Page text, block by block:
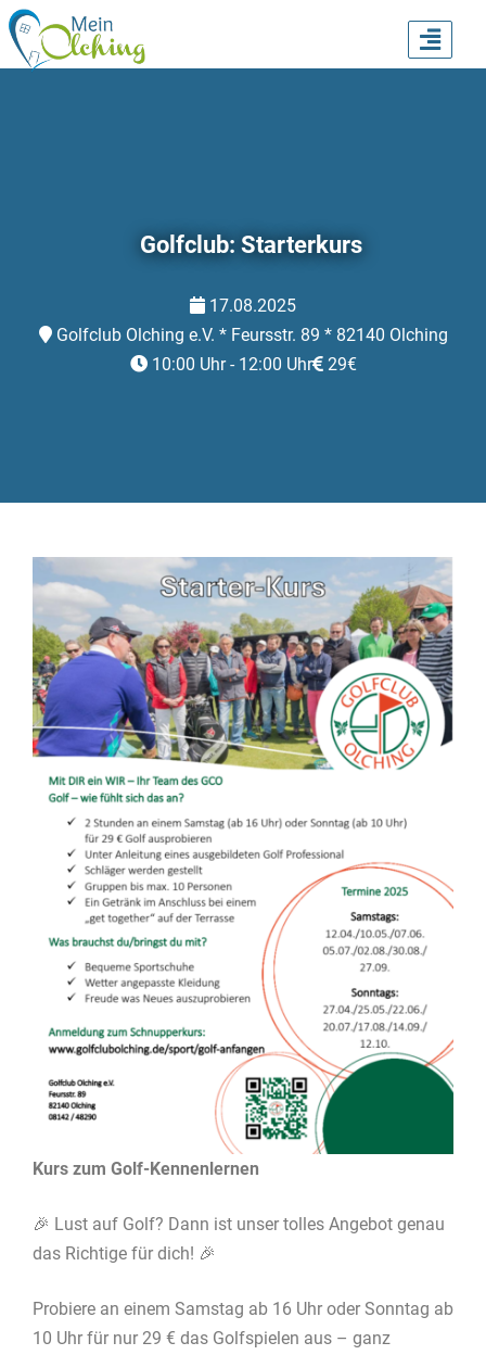
Golfclub: Starterkurs
17.08.2025
Golfclub Olching e.V. * Feursstr. 89 * 82140 Olching
10:00 Uhr - 12:00 Uhr 29€
Kurs zum Golf-Kennenlernen
🎉 Lust auf Golf? Dann ist unser tolles Angebot genau
das Richtige für dich! 🎉
Probiere an einem Samstag ab 16 Uhr oder Sonntag ab
10 Uhr für nur 29 € das Golfspielen aus – ganz